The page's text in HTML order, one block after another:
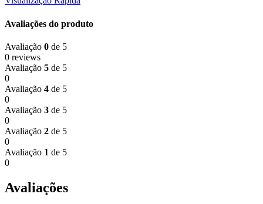
Avaliações do produto
Avaliação 0 de 5
0 reviews
Avaliação 5 de 5
0
Avaliação 4 de 5
0
Avaliação 3 de 5
0
Avaliação 2 de 5
0
Avaliação 1 de 5
0
Avaliações